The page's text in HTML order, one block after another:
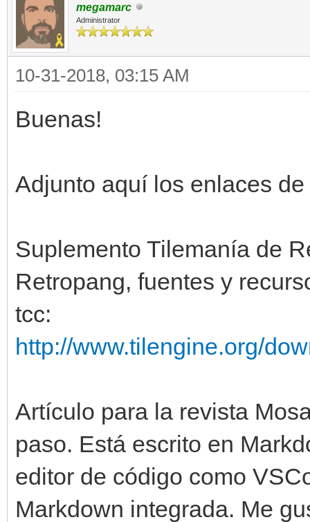
megamarc
Administrator
10-31-2018, 03:15 AM
Buenas!
Adjunto aquí los enlaces
Suplemento Tilemanía de
Retropang, fuentes y
tcc:
http://www.tilengine.org/
Artículo para la revista
paso. Está escrito en
editor de código como
Markdown integrada. Me